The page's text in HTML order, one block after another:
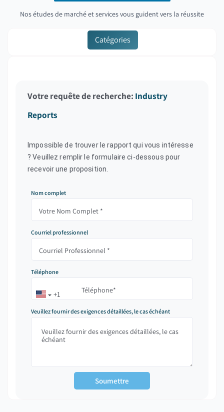
Nos études de marché et services vous guident vers la réussite
Catégories
Votre requête de recherche: Industry
Reports
Impossible de trouver le rapport qui vous intéresse
? Veuillez remplir le formulaire ci-dessous pour
recevoir une proposition.
Nom complet
Courriel professionnel
+1
Téléphone
Veuillez fournir des exigences détaillées, le cas échéant
Soumettre